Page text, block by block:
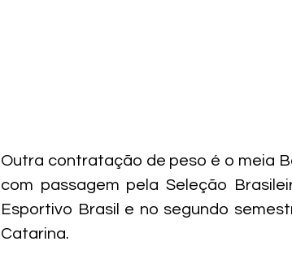
Outra contratação de peso é o meia
com passagem pela Seleção
Esportivo Brasil e no segundo
Catarina.